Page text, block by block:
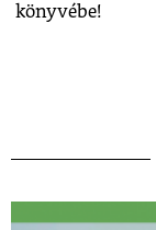
könyvébe!